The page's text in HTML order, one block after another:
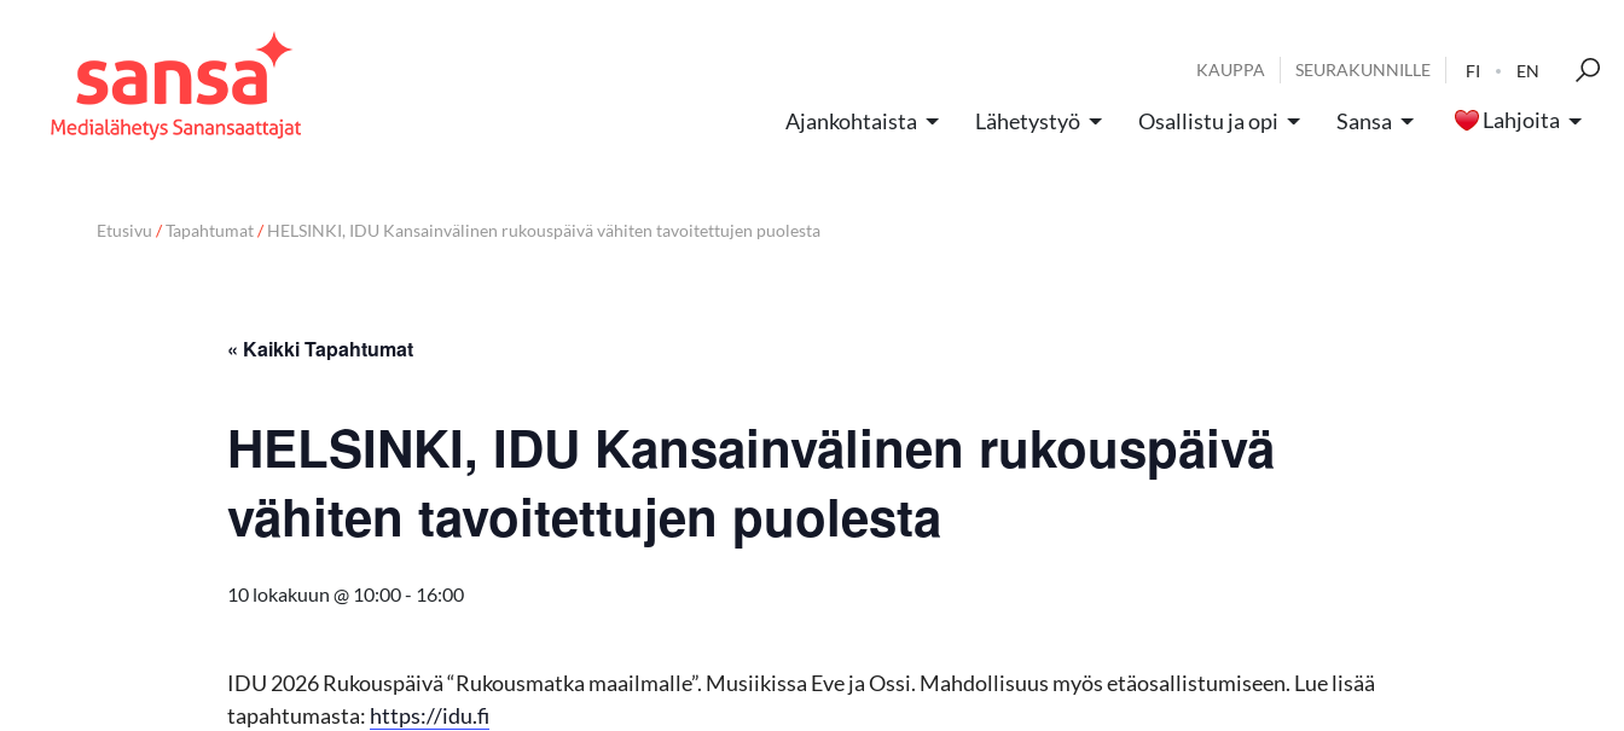
KAUPPA SEURAKUNNILLE FI EN
Ajankohtaista Lähetystyö Osallistu ja opi Sansa Lahjoita
Etusivu /Tapahtumat/HELSINKI, IDU Kansainvälinen rukouspäivä vähiten tavoitettujen puolesta
« Kaikki Tapahtumat
HELSINKI, IDU Kansainvälinen rukouspäivä
vähiten tavoitettujen puolesta
10 lokakuun @ 10:00- 16:00
IDU 2026Rukouspäivä “Rukousmatka maailmalle”. Musiikissa Eve ja Ossi. Mahdollisuus myös etäosallistumiseen. Lue lisää
tapahtumasta: https://idu.fi